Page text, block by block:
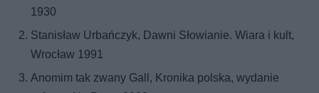
1930
Stanisław Urbańczyk, Dawni Słowianie. Wiara i kult,
Wrocław 1991
Anomim tak zwany Gall, Kronika polska, wydanie